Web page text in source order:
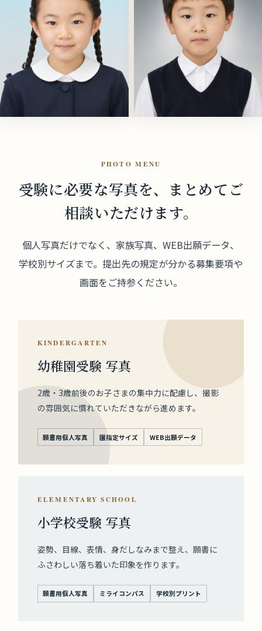
PHOTO MENU
受験に必要な写真を、 まとめてご
相談いただけます。
個人写真だけでなく、家族写真、WEB出願データ、
学校別サイズまで。提出先の規定が分かる募集要項や
画面をご持参ください。
KINDERGARTEN
幼稚園受験 写真
2歳・3歳前後のお子さまの集中力に配慮し、撮影
の雰囲気に慣れていただきながら進めます。
願書用個人写真 園指定サイズ WEB出願データ
ELEMENTARY SCHOOL
小学校受験 写真
姿勢、目線、表情、身だしなみまで整え、願書に
ふさわしい落ち着いた印象を作ります。
願書用個人写真 ミライコンパス 学校別プリント